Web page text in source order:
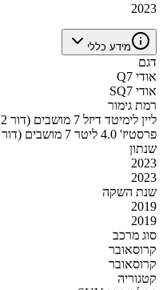
2023
מידע כללי
דגם
אודי Q7
אודי SQ7
רמת גימור
50 TDI קוואטרו S ליין לימיטד דיזל 7 מושבים (דור 2 מעודכן)
פרסטיז' 4.0 ליטר 7 מושבים (דור 2 מעודכן)
שנתון
2023
2023
שנת השקה
2019
2019
סוג מרכב
קרוסאובר
קרוסאובר
קטגוריה